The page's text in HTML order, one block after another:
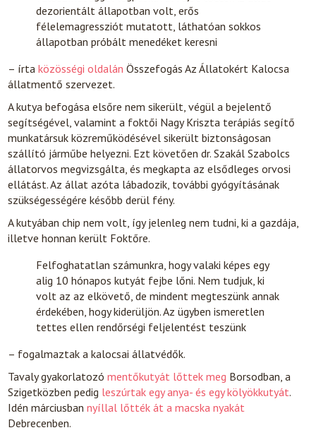
dezorientált állapotban volt, erős
félelemagressziót mutatott, láthatóan sokkos
állapotban próbált menedéket keresni
– írtaközösségi oldalán Összefogás Az Állatokért Kalocsa
állatmentő szervezet.
A kutya befogása elsőre nem sikerült, végül a bejelentő
segítségével, valamint a foktői Nagy Kriszta terápiás segítő
munkatársuk közreműködésével sikerült biztonságosan
szállító járműbe helyezni. Ezt követően dr. Szakál Szabolcs
állatorvos megvizsgálta, és megkapta az elsődleges orvosi
ellátást. Az állat azóta lábadozik, további gyógyításának
szükségességére később derül fény.
A kutyában chip nem volt, így jelenleg nem tudni, ki a gazdája,
illetve honnan került Foktőre.
Felfoghatatlan számunkra, hogy valaki képes egy
alig 10 hónapos kutyát fejbe lőni. Nem tudjuk, ki
volt az az elkövető, de mindent megteszünk annak
érdekében, hogy kiderüljön. Az ügyben ismeretlen
tettes ellen rendőrségi feljelentést teszünk
– fogalmaztak a kalocsai állatvédők.
Tavaly gyakorlatozómentőkutyát lőttek meg Borsodban, a
Szigetközben pedig leszúrtak egy anya- és egy kölyökkutyát.
Idén márciusbannyíllal lőtték át a macska nyakát
Debrecenben.